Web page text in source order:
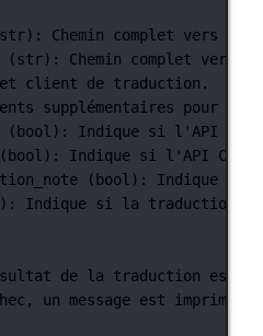
Chemin complet vers le
(str): Chemin complet
client de traduction.
supplémentaires pour la
(bool): Indique si l'API
(bool): Indique si l'API
(bool): Indique si
Indique si la traduction
de la traduction est
un message est